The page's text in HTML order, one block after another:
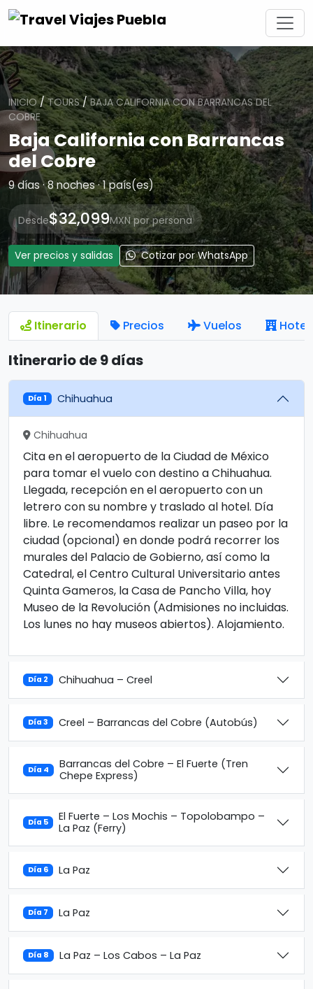
INICIO/TOURS/BAJA CALIFORNIA CON BARRANCAS DEL
COBRE
Baja California con Barrancas
del Cobre
9 días · 8 noches · 1 país(es)
Desde$32,099MXN por persona
Ver precios y salidas Cotizar por WhatsApp
Itinerario Precios Vuelos
Itinerario de 9 días
Día 1 Chihuahua
Chihuahua
Cita en el aeropuerto de la Ciudad de México
para tomar el vuelo con destino a Chihuahua.
Llegada, recepción en el aeropuerto con un
letrero con su nombre y traslado al hotel. Día
libre. Le recomendamos realizar un paseo por la
ciudad (opcional) en donde podrá recorrer los
murales del Palacio de Gobierno, así como la
Catedral, el Centro Cultural Universitario antes
Quinta Gameros, la Casa de Pancho Villa, hoy
Museo de la Revolución (Admisiones no incluidas.
Los lunes no hay museos abiertos). Alojamiento.
Día 2 Chihuahua – Creel
Día 3 Creel – Barrancas del Cobre (Autobús)
Día 4
Barrancas del Cobre – El Fuerte (Tren
Chepe Express)
Día 5
El Fuerte – Los Mochis – Topolobampo –
La Paz (Ferry)
Día 6 La Paz
Día 7 La Paz
Día 8 La Paz – Los Cabos – La Paz